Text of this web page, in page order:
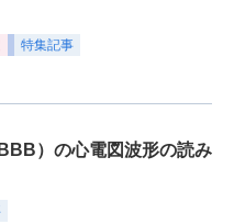
特集記事
）の心電図波形の読み